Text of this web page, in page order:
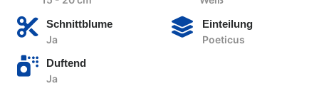
Schnittblume
Ja
Einteilung
Poeticus
Duftend
Ja